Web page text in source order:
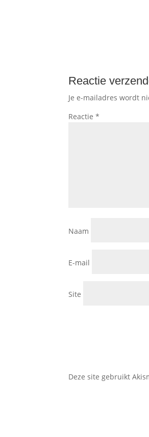
Reactie
Je e-mailadres wordt
Reactie*
Naam
E-mail
Site
Deze site gebruikt